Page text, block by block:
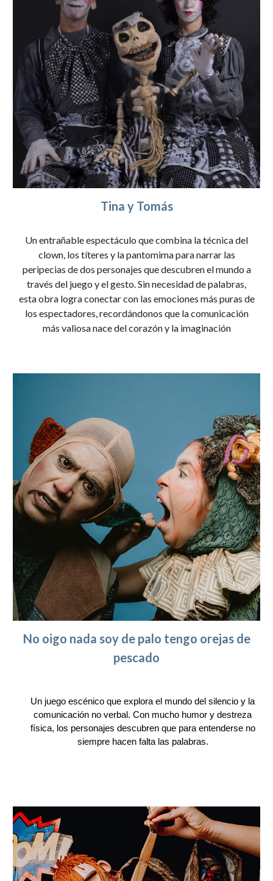
Tina y Tomás
Un entrañable espectáculo que combina la técnica del
clown, los títeres y la pantomima para narrar las
peripecias de dos personajes que descubren el mundo a
través del juego y el gesto. Sin necesidad de palabras,
esta obra logra conectar con las emociones más puras de
los espectadores, recordándonos que la comunicación
más valiosa nace del corazón y la imaginación
No oigo nada soy de palo tengo orejas de
pescado
Un juego escénico que explora el mundo del silencio y la
comunicación no verbal. Con mucho humor y destreza
física, los personajes descubren que para entenderse no
siempre hacen falta las palabras.